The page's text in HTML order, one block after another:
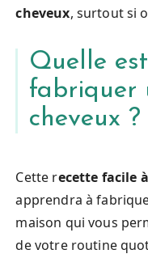
cheveux, surtout si
Quelle
fabriquer
cheveux ?
Cette recette facile
apprendra à
maison qui vous
de votre routine